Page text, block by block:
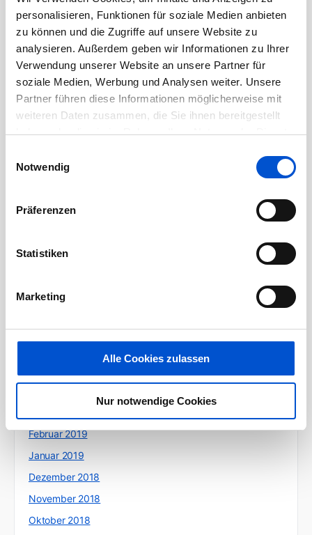
personalisieren, Funktionen für soziale Medien anbieten
zu können und die Zugriffe auf unsere Website zu
analysieren. Außerdem geben wir Informationen zu Ihrer
Verwendung unserer Website an unsere Partner für
soziale Medien, Werbung und Analysen weiter. Unsere
Partner führen diese Informationen möglicherweise mit
weiteren Daten zusammen, die Sie ihnen bereitgestellt
haben oder die sie im Rahmen Ihrer Nutzung der Dienste
Notwendig
Präferenzen
Statistiken
Marketing
Alle Cookies zulassen
Nur notwendige Cookies
September 2020
August 2020
Juli 2020
Juni 2020
Mai 2020
Februar 2020
Dezember 2019
Oktober 2019
August 2019
Februar 2019
Januar 2019
Dezember 2018
November 2018
Oktober 2018